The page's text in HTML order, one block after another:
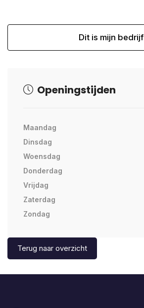
Dit is mijn bedrijf
Openingstijden
Maandag
Dinsdag
Woensdag
Donderdag
Vrijdag
Zaterdag
Zondag
Terug naar overzicht